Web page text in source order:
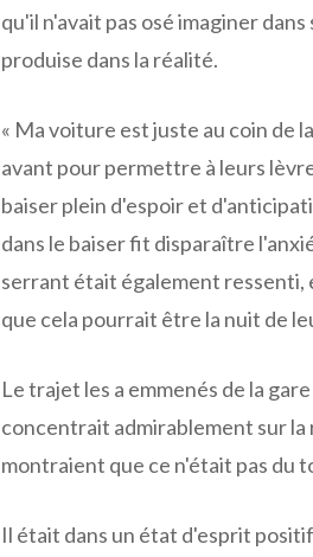
qu'il n'avait pas osé imaginer
produise dans la réalité.
« Ma voiture est juste au coin de
avant pour permettre à leurs
baiser plein d'espoir et
dans le baiser fit disparaître
serrant était également ressenti,
que cela pourrait être la nuit de
Le trajet les a emmenés de la
concentrait admirablement sur la
montraient que ce n'était pas du
Il était dans un état d'esprit